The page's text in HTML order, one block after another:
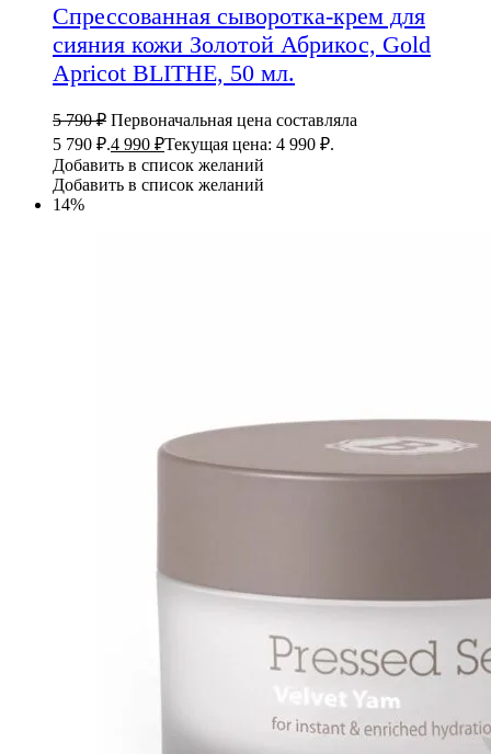
Спрессованная сыворотка-крем для
сияния кожи Золотой Абрикос, Gold
Apricot BLITHE, 50 мл.
5 790₽ Первоначальная цена составляла
5 790 ₽.4 990 ₽Текущая цена: 4 990 ₽.
Добавить в список желаний
Добавить в список желаний
14%